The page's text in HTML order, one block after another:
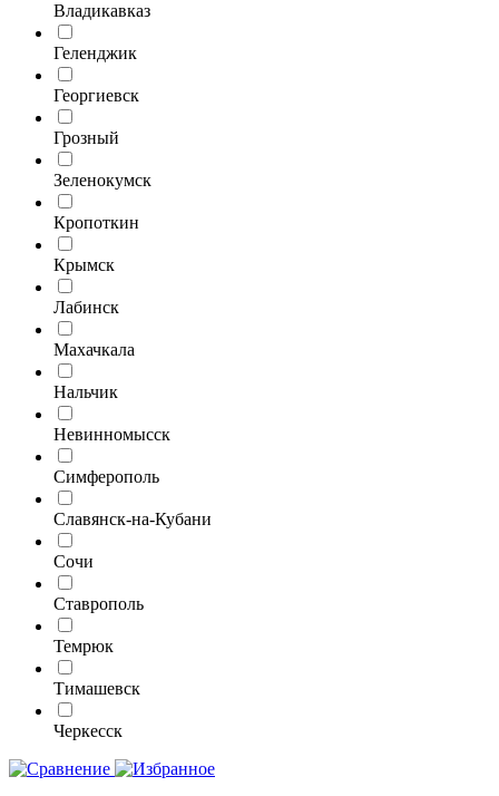
Владикавказ
Геленджик
Георгиевск
Грозный
Зеленокумск
Кропоткин
Крымск
Лабинск
Махачкала
Нальчик
Невинномысск
Симферополь
Славянск-на-Кубани
Сочи
Ставрополь
Темрюк
Тимашевск
Черкесск